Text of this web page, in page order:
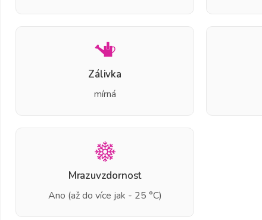
Zálivka
mírná
Mrazuvzdornost
Ano (až do více jak - 25 °C)